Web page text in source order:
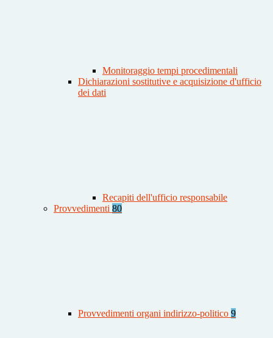
Monitoraggio tempi procedimentali
Dichiarazioni sostitutive e acquisizione d'ufficio
dei dati
Recapiti dell'ufficio responsabile
Provvedimenti 80
Provvedimenti organi indirizzo-politico 9